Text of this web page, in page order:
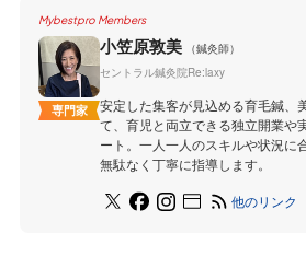
Mybestpro Members
専門家
小笠原敦美
（鍼灸師）
セントラル鍼灸院Re:laxy
安定した集客が見込める育毛鍼、
て、育児と両立できる独立開業や
ート。一人一人のスキルや状況に
無駄なく丁寧に指導します。
他のリンク